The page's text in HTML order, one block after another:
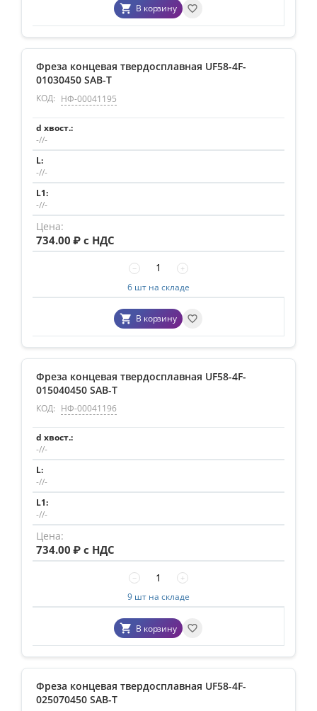
В корзину
Фреза концевая твердосплавная UF58-4F-
01030450 SAB-T
КОД: НФ-00041195
-//-
-//-
-//-
734.00 ₽ с НДС
+
−
6 шт на складе
В корзину
Фреза концевая твердосплавная UF58-4F-
015040450 SAB-T
КОД: НФ-00041196
-//-
-//-
-//-
734.00 ₽ с НДС
+
−
9 шт на складе
В корзину
Фреза концевая твердосплавная UF58-4F-
025070450 SAB-T